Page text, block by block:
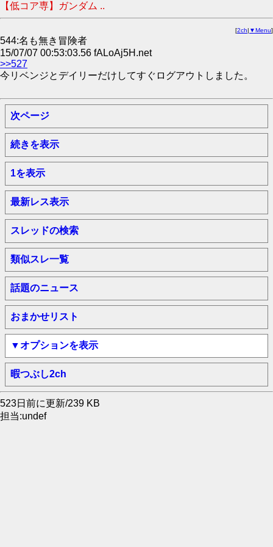
【低コア専】ガンダム ..
[2ch| ▼Menu]
544:名も無き冒険者
15/07/07 00:53:03.56 fALoAj5H.net
>>527
今リベンジとデイリーだけしてすぐログアウトしました。
次ページ
続きを表示
1を表示
最新レス表示
スレッドの検索
類似スレ一覧
話題のニュース
おまかせリスト
▼オプションを表示
暇つぶし2ch
523日前に更新/239 KB
担当:undef